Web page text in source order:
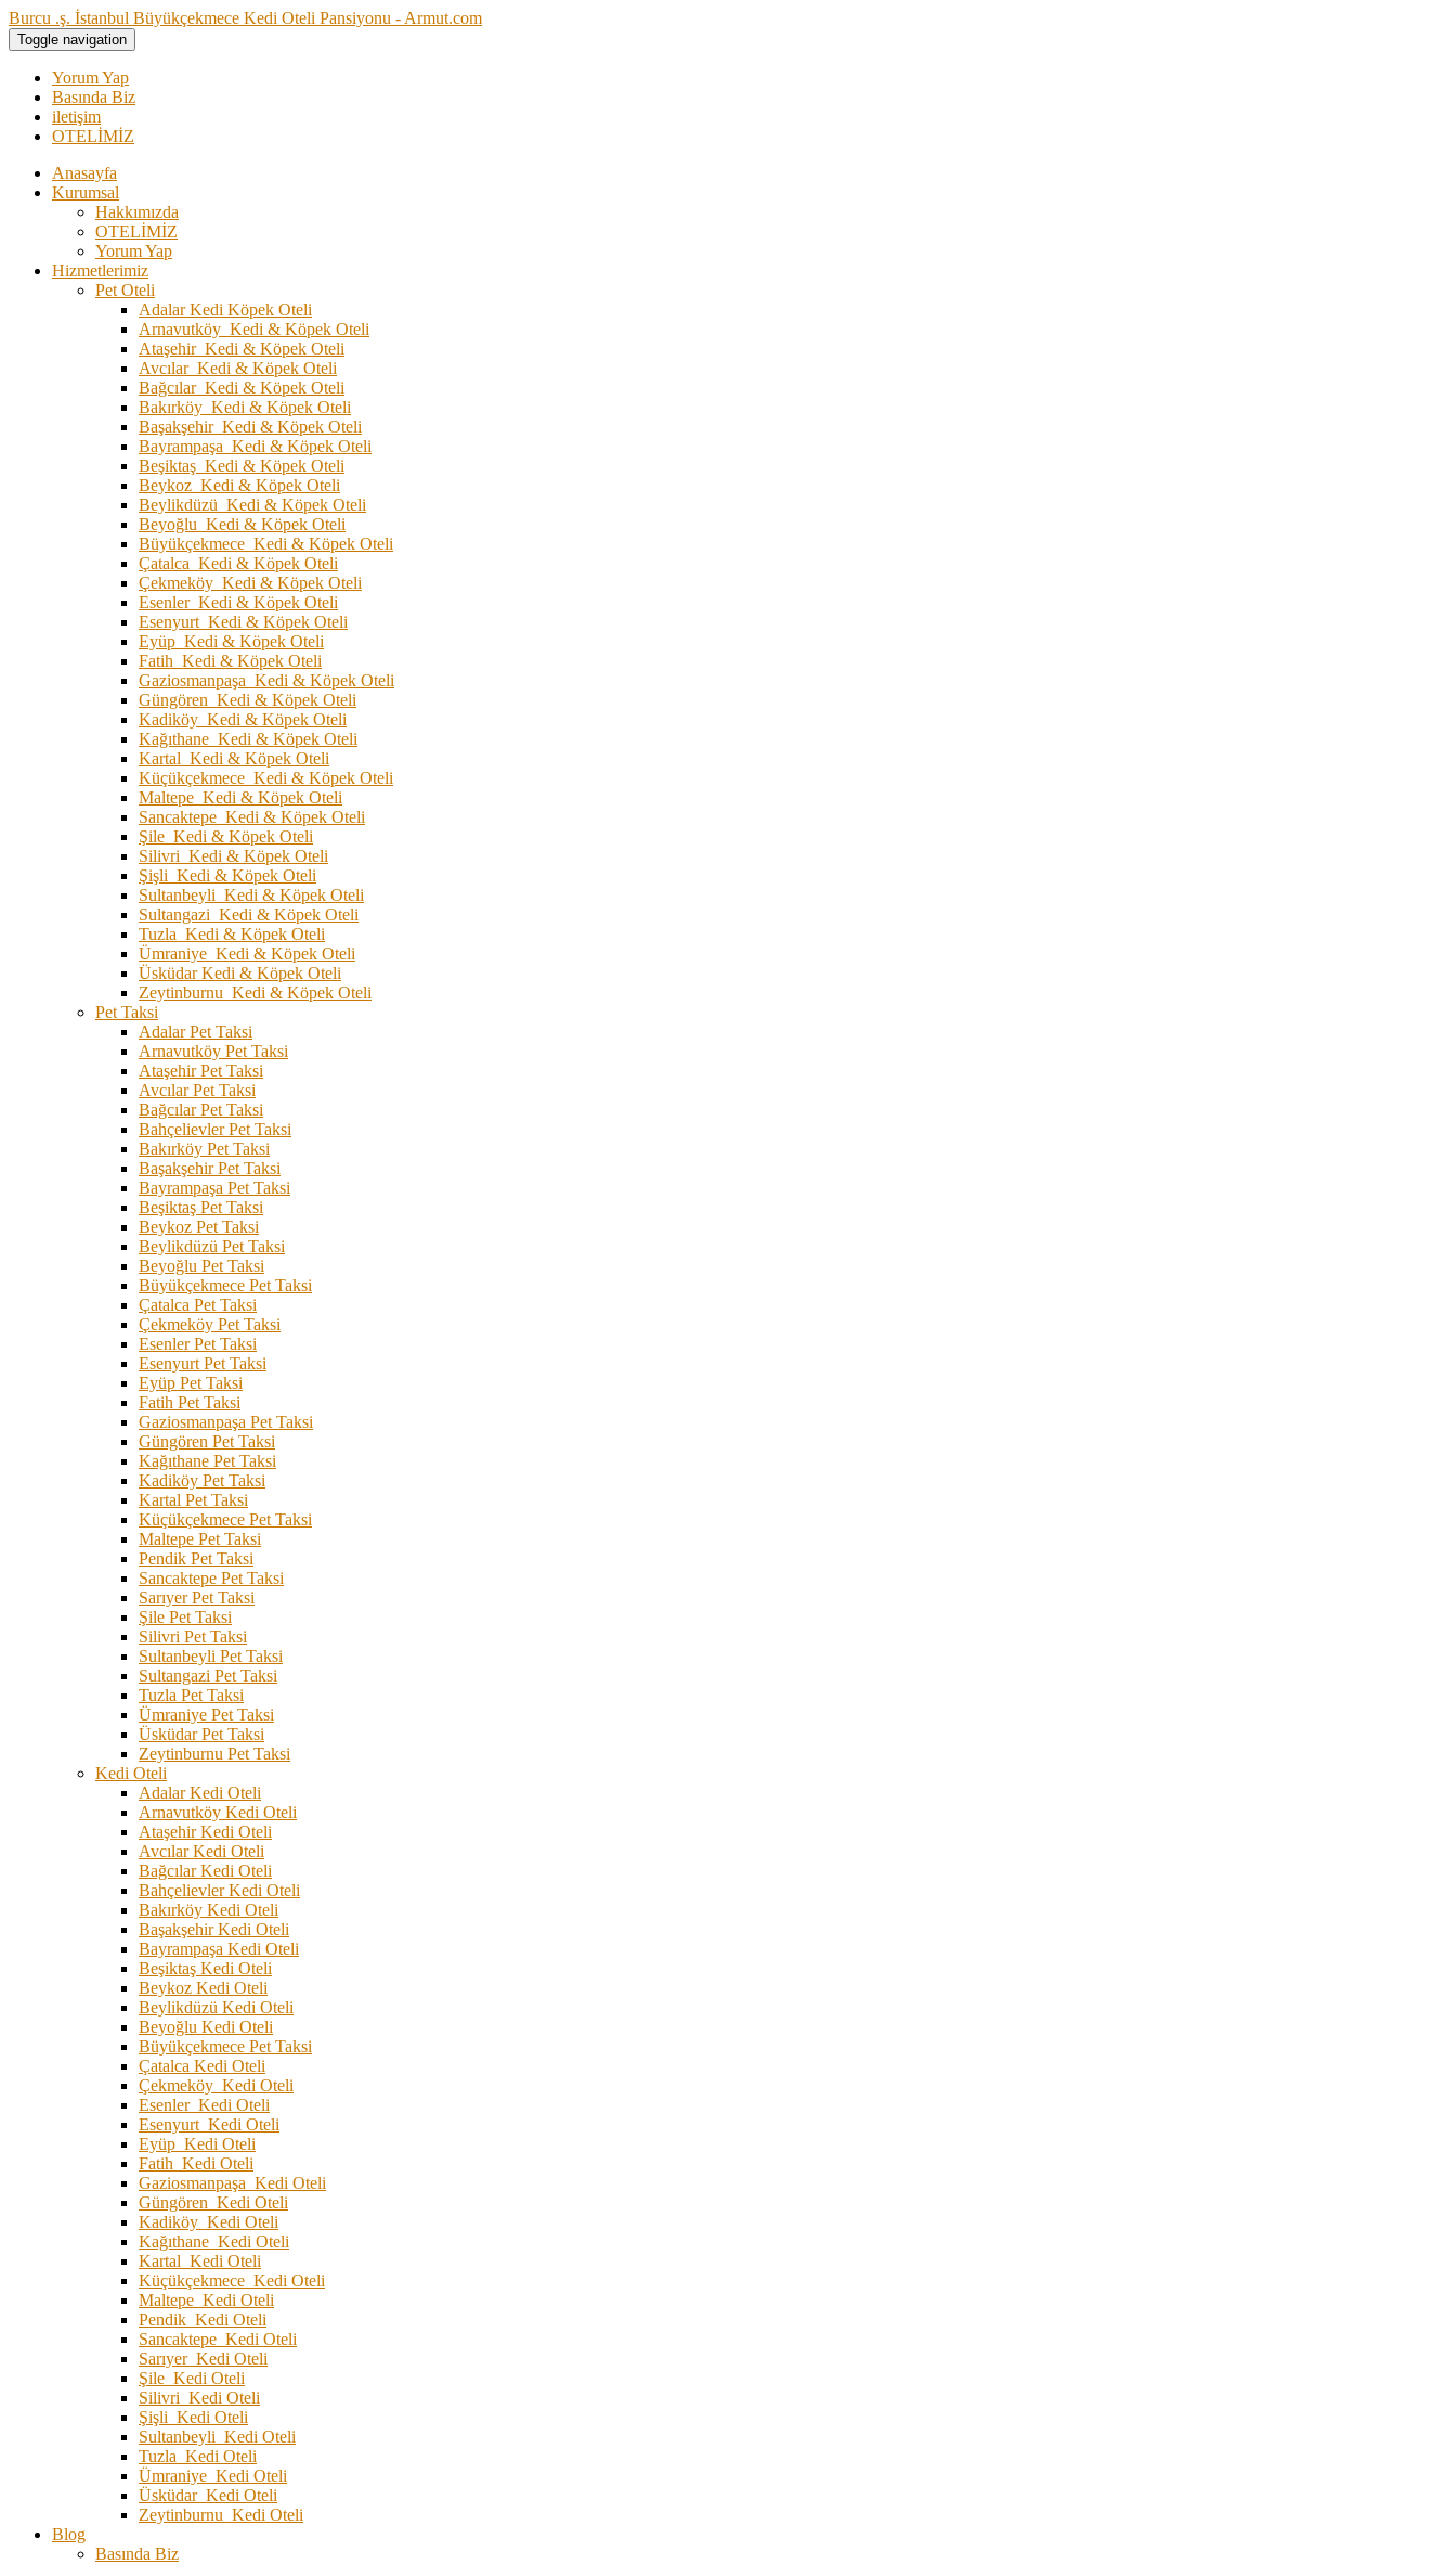
Burcu .ş. İstanbul Büyükçekmece Kedi Oteli Pansiyonu - Armut.com
Toggle navigation
Yorum Yap
Basında Biz
iletişim
OTELİMİZ
Anasayfa
Kurumsal
Hakkımızda
OTELİMİZ
Yorum Yap
Hizmetlerimiz
Pet Oteli
Adalar Kedi Köpek Oteli
Arnavutköy Kedi & Köpek Oteli
Ataşehir Kedi & Köpek Oteli
Avcılar Kedi & Köpek Oteli
Bağcılar Kedi & Köpek Oteli
Bakırköy Kedi & Köpek Oteli
Başakşehir Kedi & Köpek Oteli
Bayrampaşa Kedi & Köpek Oteli
Beşiktaş Kedi & Köpek Oteli
Beykoz Kedi & Köpek Oteli
Beylikdüzü Kedi & Köpek Oteli
Beyoğlu Kedi & Köpek Oteli
Büyükçekmece Kedi & Köpek Oteli
Çatalca Kedi & Köpek Oteli
Çekmeköy Kedi & Köpek Oteli
Esenler Kedi & Köpek Oteli
Esenyurt Kedi & Köpek Oteli
Eyüp Kedi & Köpek Oteli
Fatih Kedi & Köpek Oteli
Gaziosmanpaşa Kedi & Köpek Oteli
Güngören Kedi & Köpek Oteli
Kadiköy Kedi & Köpek Oteli
Kağıthane Kedi & Köpek Oteli
Kartal Kedi & Köpek Oteli
Küçükçekmece Kedi & Köpek Oteli
Maltepe Kedi & Köpek Oteli
Sancaktepe Kedi & Köpek Oteli
Şile Kedi & Köpek Oteli
Silivri Kedi & Köpek Oteli
Şişli Kedi & Köpek Oteli
Sultanbeyli Kedi & Köpek Oteli
Sultangazi Kedi & Köpek Oteli
Tuzla Kedi & Köpek Oteli
Ümraniye Kedi & Köpek Oteli
Üsküdar Kedi & Köpek Oteli
Zeytinburnu Kedi & Köpek Oteli
Pet Taksi
Adalar Pet Taksi
Arnavutköy Pet Taksi
Ataşehir Pet Taksi
Avcılar Pet Taksi
Bağcılar Pet Taksi
Bahçelievler Pet Taksi
Bakırköy Pet Taksi
Başakşehir Pet Taksi
Bayrampaşa Pet Taksi
Beşiktaş Pet Taksi
Beykoz Pet Taksi
Beylikdüzü Pet Taksi
Beyoğlu Pet Taksi
Büyükçekmece Pet Taksi
Çatalca Pet Taksi
Çekmeköy Pet Taksi
Esenler Pet Taksi
Esenyurt Pet Taksi
Eyüp Pet Taksi
Fatih Pet Taksi
Gaziosmanpaşa Pet Taksi
Güngören Pet Taksi
Kağıthane Pet Taksi
Kadiköy Pet Taksi
Kartal Pet Taksi
Küçükçekmece Pet Taksi
Maltepe Pet Taksi
Pendik Pet Taksi
Sancaktepe Pet Taksi
Sarıyer Pet Taksi
Şile Pet Taksi
Silivri Pet Taksi
Sultanbeyli Pet Taksi
Sultangazi Pet Taksi
Tuzla Pet Taksi
Ümraniye Pet Taksi
Üsküdar Pet Taksi
Zeytinburnu Pet Taksi
Kedi Oteli
Adalar Kedi Oteli
Arnavutköy Kedi Oteli
Ataşehir Kedi Oteli
Avcılar Kedi Oteli
Bağcılar Kedi Oteli
Bahçelievler Kedi Oteli
Bakırköy Kedi Oteli
Başakşehir Kedi Oteli
Bayrampaşa Kedi Oteli
Beşiktaş Kedi Oteli
Beykoz Kedi Oteli
Beylikdüzü Kedi Oteli
Beyoğlu Kedi Oteli
Büyükçekmece Pet Taksi
Çatalca Kedi Oteli
Çekmeköy Kedi Oteli
Esenler Kedi Oteli
Esenyurt Kedi Oteli
Eyüp Kedi Oteli
Fatih Kedi Oteli
Gaziosmanpaşa Kedi Oteli
Güngören Kedi Oteli
Kadiköy Kedi Oteli
Kağıthane Kedi Oteli
Kartal Kedi Oteli
Küçükçekmece Kedi Oteli
Maltepe Kedi Oteli
Pendik Kedi Oteli
Sancaktepe Kedi Oteli
Sarıyer Kedi Oteli
Şile Kedi Oteli
Silivri Kedi Oteli
Şişli Kedi Oteli
Sultanbeyli Kedi Oteli
Tuzla Kedi Oteli
Ümraniye Kedi Oteli
Üsküdar Kedi Oteli
Zeytinburnu Kedi Oteli
Blog
Basında Biz